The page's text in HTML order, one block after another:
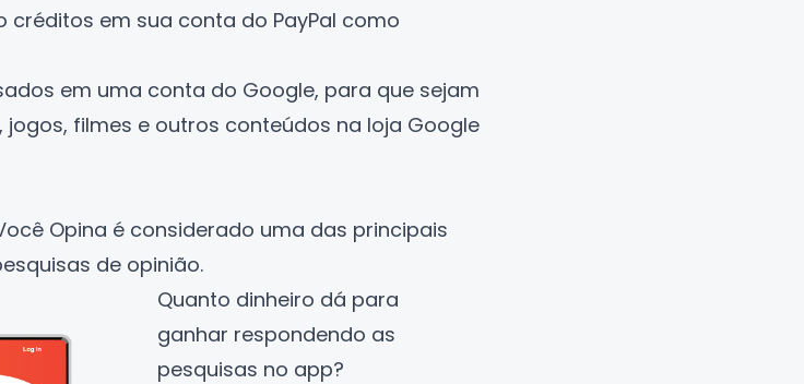
créditos em sua conta do PayPal como
em uma conta do Google, para que sejam
filmes e outros conteúdos na loja Google
Opina é considerado uma das principais
de opinião.
Quanto dinheiro dá para
ganhar respondendo as
pesquisas no app?